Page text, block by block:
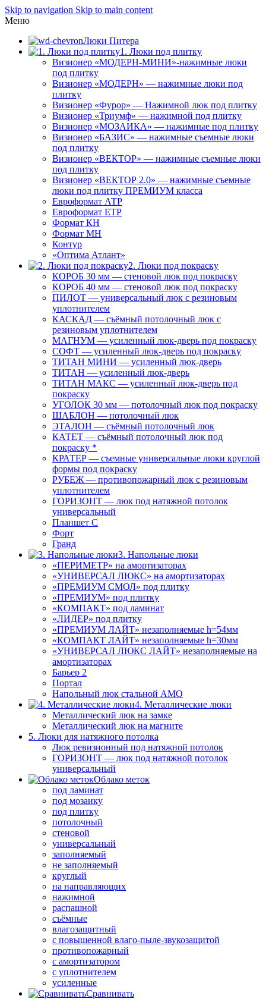
Skip to navigation Skip to main content
Меню
Люки Питера
1. Люки под плитку
Визионер «МОДЕРН-МИНИ»-нажимные люки
под плитку
Визионер «МОДЕРН» — нажимные люки под
плитку
Визионер «Фурор» — Нажимной люк под плитку
Визионер «Триумф» — нажимной под плитку
Визионер «МОЗАИКА» — нажимные под плитку
Визионер «БАЗИС» — нажимные съемные люки
под плитку
Визионер «ВЕКТОР» — нажимные съемные люки
под плитку
Визионер «ВЕКТОР 2.0» — нажимные съемные
люки под плитку ПРЕМИУМ класса
Евроформат АТР
Евроформат ЕТР
Формат КН
Формат МН
Контур
«Оптима Атлант»
2. Люки под покраску
КОРОБ 30 мм — стеновой люк под покраску
КОРОБ 40 мм — стеновой люк под покраску
ПИЛОТ — универсальный люк с резиновым
уплотнителем
КАСКАД — съёмный потолочный люк с
резиновым уплотнителем
МАГНУМ — усиленный люк-дверь под покраску
СОФТ — усиленный люк-дверь под покраску
ТИТАН МИНИ — усиленный люк-дверь
ТИТАН — усиленный люк-дверь
ТИТАН МАКС — усиленный люк-дверь под
покраску
УГОЛОК 30 мм — потолочный люк под покраску
ШАБЛОН — потолочный люк
ЭТАЛОН — съёмный потолочный люк
КАТЕТ — съёмный потолочный люк под
покраску *
КРАТЕР — съемные универсальные люки круглой
формы под покраску
РУБЕЖ — противопожарный люк с резиновым
уплотнителем
ГОРИЗОНТ — люк под натяжной потолок
универсальный
Планшет С
Форт
Гранд
3. Напольные люки
«ПЕРИМЕТР» на амортизаторах
«УНИВЕРСАЛ ЛЮКС» на амортизаторах
«ПРЕМИУМ СМОЛ» под плитку
«ПРЕМИУМ» под плитку
«КОМПАКТ» под ламинат
«ЛИДЕР» под плитку
«ПРЕМИУМ ЛАЙТ» незаполняемые h=54мм
«КОМПАКТ ЛАЙТ» незаполняемые h=30мм
«УНИВЕРСАЛ ЛЮКС ЛАЙТ» незаполняемые на
амортизаторах
Барьер 2
Портал
Напольный люк стальной АМО
4. Металлические люки
Металлический люк на замке
Металлический люк на магните
5. Люки для натяжного потолка
Люк ревизионный под натяжной потолок
ГОРИЗОНТ — люк под натяжной потолок
универсальный
Облако меток
под ламинат
под мозаику
под плитку
потолочный
стеновой
универсальный
заполняемый
не заполняемый
круглый
на направляющих
нажимной
распашной
съёмные
влагозащитный
с повышенной влаго-пыле-звукозащитой
противопожарный
с амортизатором
с уплотнителем
усиленные
Сравнивать